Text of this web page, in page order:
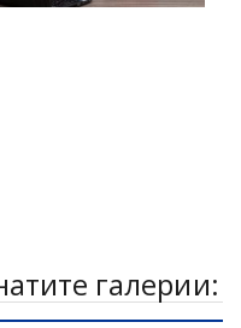
галерии: